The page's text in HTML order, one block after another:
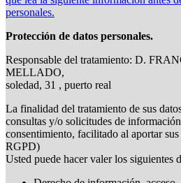
personales.
Protección de datos personales.
Responsable del tratamiento: D.
MELLADO,
soledad, 31 , puerto real
La finalidad del tratamiento de sus
consultas y/o solicitudes de
consentimiento, facilitado al aportar
RGPD)
Usted puede hacer valer los siguientes